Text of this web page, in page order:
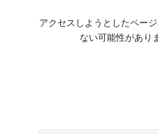
アクセスしようとしたペー
ない可能性があり